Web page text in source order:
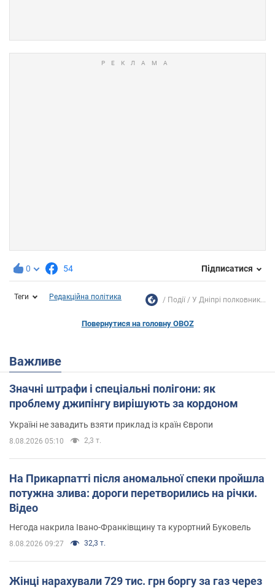
0 54 Підписатися
Теги Редакційна політика Події У Дніпрі полковник...
Повернутися на головну OBOZ
Важливе
Значні штрафи і спеціальні полігони: як
проблему джипінгу вирішують за кордоном
Україні не завадить взяти приклад із країн Європи
8.08.2026 05:10 2,3 т.
На Прикарпатті після аномальної спеки пройшла
потужна злива: дороги перетворились на річки.
Відео
Негода накрила Івано-Франківщину та курортний Буковель
8.08.2026 09:27 32,3 т.
Жінці нарахували 729 тис. грн боргу за газ через